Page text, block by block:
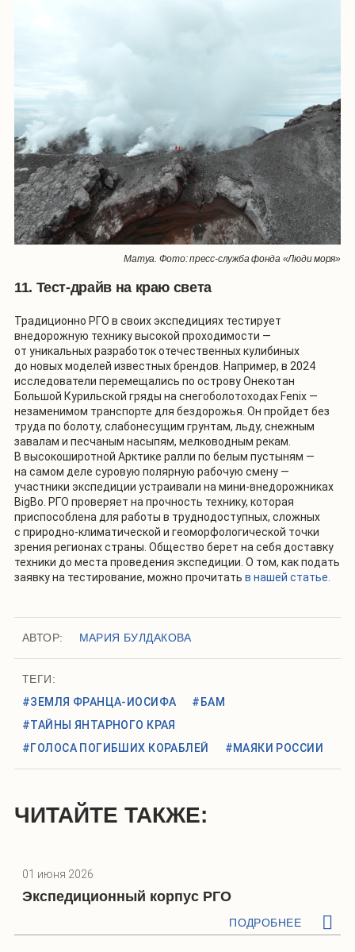
Матуа. Фото: пресс-служба фонда «Люди моря»
11. Тест-драйв на краю света
Традиционно РГО в своих экспедициях тестирует
внедорожную технику высокой проходимости —
от уникальных разработок отечественных кулибиных
до новых моделей известных брендов. Например, в 2024
исследователи перемещались по острову Онекотан
Большой Курильской гряды на снегоболотоходах Fenix —
незаменимом транспорте для бездорожья. Он пройдет без
труда по болоту, слабонесущим грунтам, льду, снежным
завалам и песчаным насыпям, мелководным рекам.
В высокоширотной Арктике ралли по белым пустыням —
на самом деле суровую полярную рабочую смену —
участники экспедиции устраивали на мини-внедорожниках
BigBo. РГО проверяет на прочность технику, которая
приспособлена для работы в труднодоступных, сложных
с природно-климатической и геоморфологической точки
зрения регионах страны. Общество берет на себя доставку
техники до места проведения экспедиции. О том, как подать
заявку на тестирование, можно прочитать в нашей статье.
АВТОР: МАРИЯ БУЛДАКОВА
ТЕГИ:
#ЗЕМЛЯ ФРАНЦА-ИОСИФА
#БАМ
#ТАЙНЫ ЯНТАРНОГО КРАЯ
#ГОЛОСА ПОГИБШИХ КОРАБЛЕЙ
#МАЯКИ РОССИИ
ЧИТАЙТЕ ТАКЖЕ:
01 июня 2026
Экспедиционный корпус РГО
ПОДРОБНЕЕ